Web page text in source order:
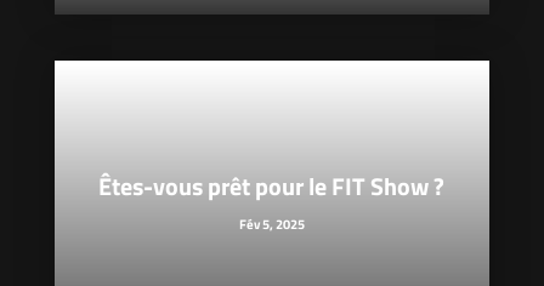
Êtes-vous prêt pour le FIT Show ?
Fév 5, 2025